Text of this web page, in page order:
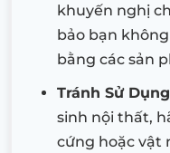
khuyến nghị
bảo bạn
bằng các sản
Tránh Sử
sinh nội thất,
cứng hoặc vật